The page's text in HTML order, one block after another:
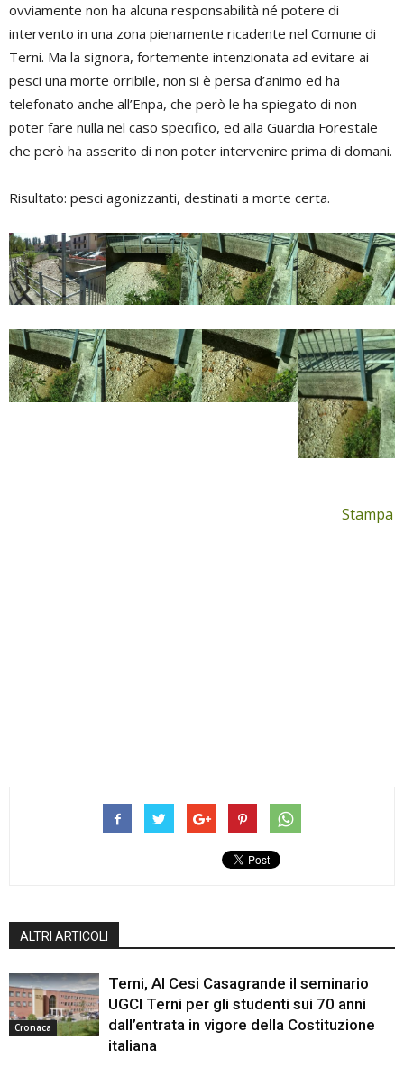
ovviamente non ha alcuna responsabilità né potere di
intervento in una zona pienamente ricadente nel Comune di
Terni. Ma la signora, fortemente intenzionata ad evitare ai
pesci una morte orribile, non si è persa d’animo ed ha
telefonato anche all’Enpa, che però le ha spiegato di non
poter fare nulla nel caso specifico, ed alla Guardia Forestale
che però ha asserito di non poter intervenire prima di domani.
Risultato: pesci agonizzanti, destinati a morte certa.
Stampa
ALTRI ARTICOLI
Cronaca
Terni, Al Cesi Casagrande il seminario
UGCI Terni per gli studenti sui 70 anni
dall’entrata in vigore della Costituzione
italiana